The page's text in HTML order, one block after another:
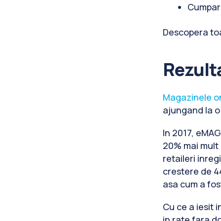
Descopera
Magazinele
ajungand la
In 2017,
20% mai
retaileri
crestere de
asa cum a
Cu ce a iesit